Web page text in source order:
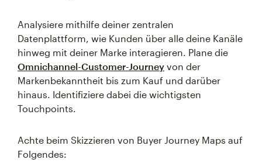
Analysiere mithilfe deiner zentralen
Datenplattform, wie Kunden über alle deine Kanäle
hinweg mit deiner Marke interagieren. Plane die
Omnichannel-Customer-Journey von der
Markenbekanntheit bis zum Kauf und darüber
hinaus. Identifiziere dabei die wichtigsten
Touchpoints.
Achte beim Skizzieren von Buyer Journey Maps auf
Folgendes: